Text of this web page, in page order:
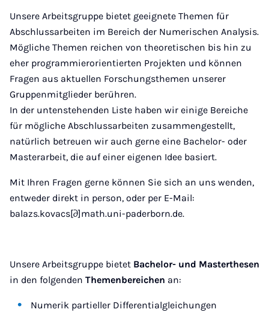
Unsere Arbeitsgruppe bietet geeignete Themen für
Abschlussarbeiten im Bereich der Numerischen Analysis.
Mögliche Themen reichen von theoretischen bis hin zu
eher programmierorientierten Projekten und können
Fragen aus aktuellen Forschungsthemen unserer
Gruppenmitglieder berühren.
In der untenstehenden Liste haben wir einige Bereiche
für mögliche Abschlussarbeiten zusammengestellt,
natürlich betreuen wir auch gerne eine Bachelor- oder
Masterarbeit, die auf einer eigenen Idee basiert.
Mit Ihren Fragen gerne können Sie sich an uns wenden,
entweder direkt in person, oder per E-Mail:
balazs.kovacs[∂]math.uni-paderborn.de.
Unsere Arbeitsgruppe bietet Bachelor- und Masterthesen
in den folgenden Themenbereichen an:
Numerik partieller Differentialgleichungen